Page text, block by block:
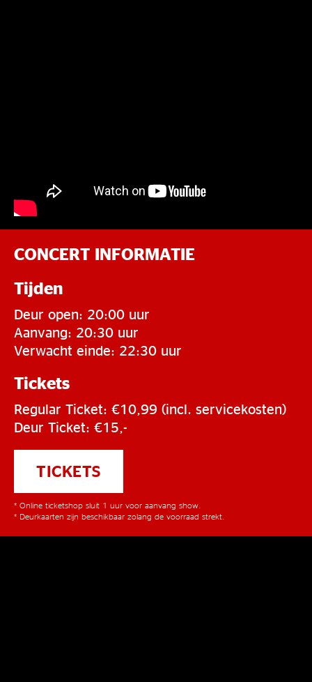
CONCERT INFORMATIE
Tijden
Deur open: 20:00 uur
Aanvang: 20:30 uur
Verwacht einde: 22:30 uur
Tickets
Regular Ticket: €10,99 (incl. servicekosten)
Deur Ticket: €15,-
TICKETS
* Online ticketshop sluit 1 uur voor aanvang show.
* Deurkaarten zijn beschikbaar zolang de voorraad strekt.